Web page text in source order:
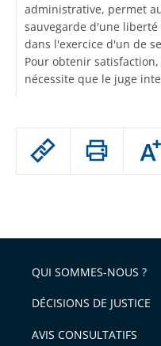
Passer
arriver
après
ou
l'article
pour
avant
administrative, permet
sauvegarde d'une
dans l'exercice d'un de
Pour obtenir
nécessite que le juge
QUI SOMMES-NOUS ?
DÉCISIONS DE JUSTICE
AVIS CONSULTATIFS